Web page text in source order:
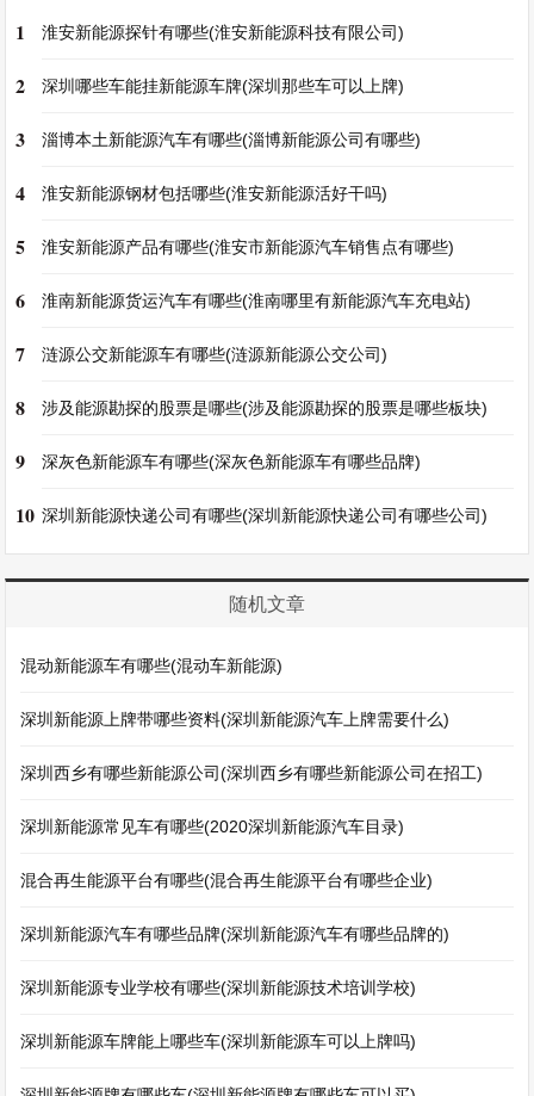
1 淮安新能源探针有哪些(淮安新能源科技有限公司)
2 深圳哪些车能挂新能源车牌(深圳那些车可以上牌)
3 淄博本土新能源汽车有哪些(淄博新能源公司有哪些)
4 淮安新能源钢材包括哪些(淮安新能源活好干吗)
5 淮安新能源产品有哪些(淮安市新能源汽车销售点有哪些)
6 淮南新能源货运汽车有哪些(淮南哪里有新能源汽车充电站)
7 涟源公交新能源车有哪些(涟源新能源公交公司)
8 涉及能源勘探的股票是哪些(涉及能源勘探的股票是哪些板块)
9 深灰色新能源车有哪些(深灰色新能源车有哪些品牌)
10 深圳新能源快递公司有哪些(深圳新能源快递公司有哪些公司)
随机文章
混动新能源车有哪些(混动车新能源)
深圳新能源上牌带哪些资料(深圳新能源汽车上牌需要什么)
深圳西乡有哪些新能源公司(深圳西乡有哪些新能源公司在招工)
深圳新能源常见车有哪些(2020深圳新能源汽车目录)
混合再生能源平台有哪些(混合再生能源平台有哪些企业)
深圳新能源汽车有哪些品牌(深圳新能源汽车有哪些品牌的)
深圳新能源专业学校有哪些(深圳新能源技术培训学校)
深圳新能源车牌能上哪些车(深圳新能源车可以上牌吗)